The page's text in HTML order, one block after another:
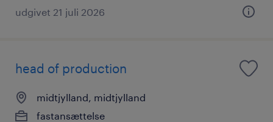
udgivet 21 juli 2026
head of production
midtjylland, midtjylland
fastansættelse